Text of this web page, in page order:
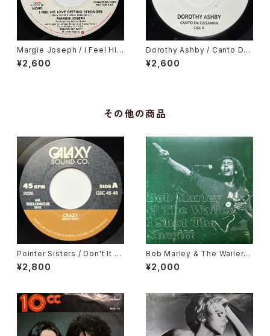
Margie Joseph / I Feel His
Love Getting Stronger
¥2,600
Dorothy Ashby / Canto De
Ossanha, Cause I Need It
¥2,600
その他の商品
Pointer Sisters / Don't It Dr
ive You Crazy, Gene Chand
ler / In My Body's House
¥2,800
Bob Marley & The Wailers
/ I Shot The Sheriff
¥2,000